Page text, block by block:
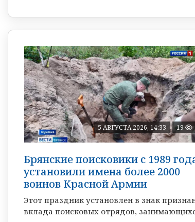
5 АВГУСТА 2026, 14:33 19
Брянские поисковики с 1989
установили имена более 2000
воинов Красной Армии
Этот праздник установлен в знак
вклада поисковых отрядов,